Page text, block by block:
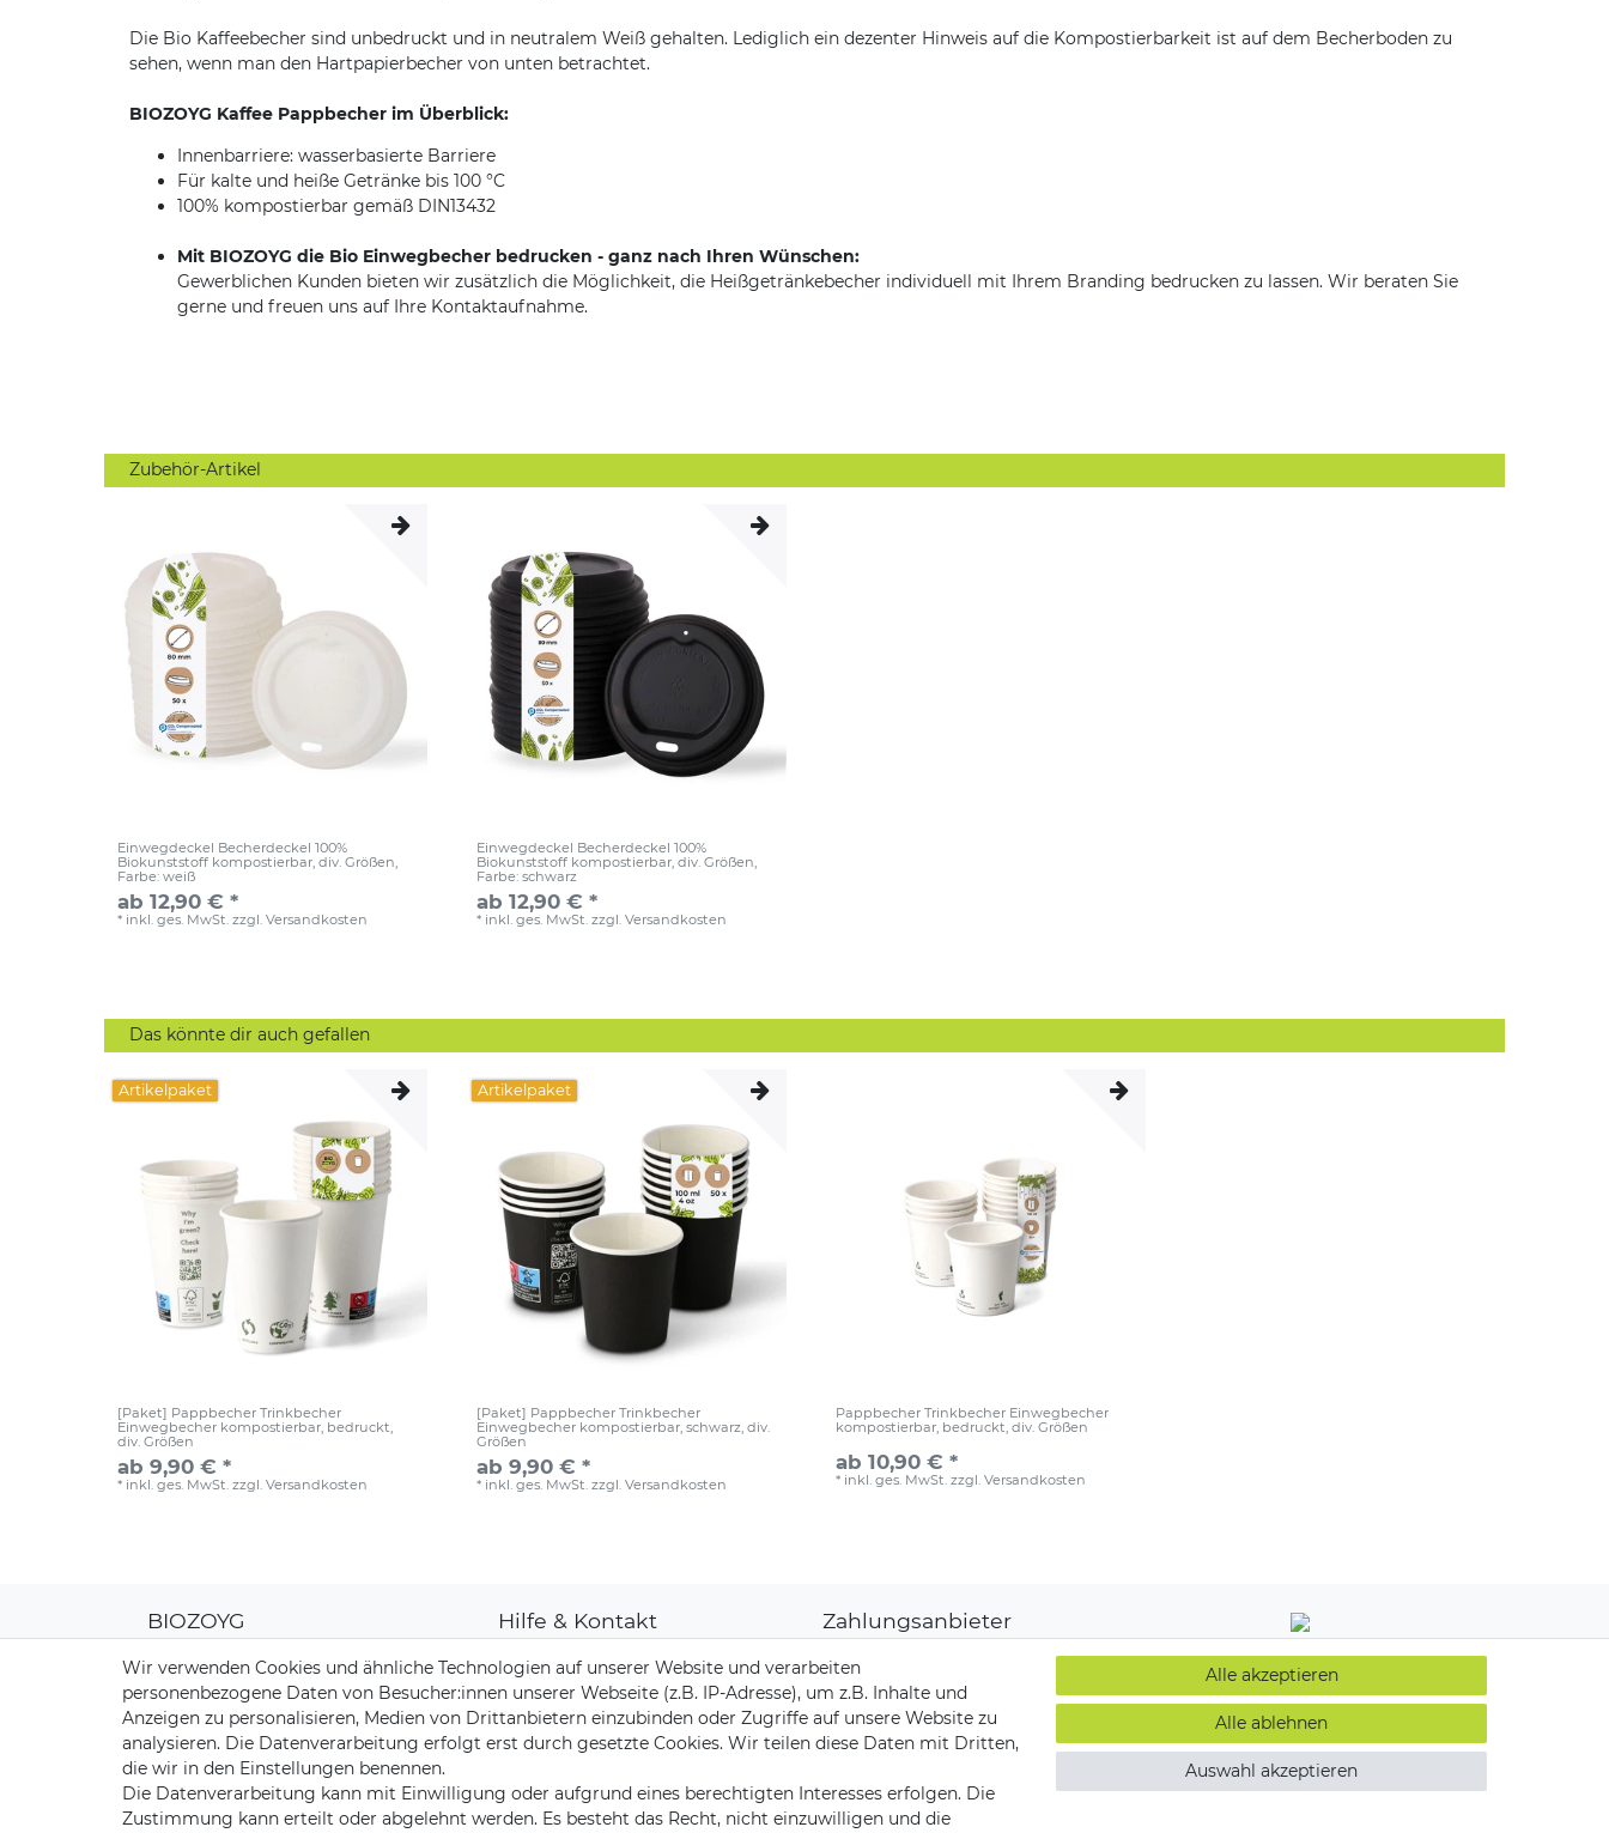
Die Bio Kaffeebecher sind unbedruckt und in neutralem Weiß gehalten. Lediglich ein dezenter Hinweis auf die Kompostierbarkeit ist auf dem Becherboden zu
sehen, wenn man den Hartpapierbecher von unten betrachtet.
BIOZOYG Kaffee Pappbecher im Überblick:
Innenbarriere: wasserbasierte Barriere
Für kalte und heiße Getränke bis 100 °C
100% kompostierbar gemäß DIN13432
Mit BIOZOYG die Bio Einwegbecher bedrucken - ganz nach Ihren Wünschen:
Gewerblichen Kunden bieten wir zusätzlich die Möglichkeit, die Heißgetränkebecher individuell mit Ihrem Branding bedrucken zu lassen. Wir beraten Sie
gerne und freuen uns auf Ihre Kontaktaufnahme.
Zubehör-Artikel
Einwegdeckel Becherdeckel 100%
Biokunststoff kompostierbar, div. Größen,
Farbe: weiß
ab 12,90 € *
* inkl. ges. MwSt. zzgl.Versandkosten
Einwegdeckel Becherdeckel 100%
Biokunststoff kompostierbar, div. Größen,
Farbe: schwarz
ab 12,90 € *
* inkl. ges. MwSt. zzgl.Versandkosten
Das könnte dir auch gefallen
Artikelpaket
[Paket] Pappbecher Trinkbecher
Einwegbecher kompostierbar, bedruckt,
div. Größen
ab 9,90 € *
* inkl. ges. MwSt. zzgl.Versandkosten
Artikelpaket
[Paket] Pappbecher Trinkbecher
Einwegbecher kompostierbar, schwarz, div.
Größen
ab 9,90 € *
* inkl. ges. MwSt. zzgl.Versandkosten
Pappbecher Trinkbecher Einwegbecher
kompostierbar, bedruckt, div. Größen
ab 10,90 € *
* inkl. ges. MwSt. zzgl.Versandkosten
BIOZOYG
CO2-Kompensation
Unsere Materialien
Palmblatt Produktion
Hilfe & Kontakt
Zahlungsarten
Versand & Lieferung
Rücksendungen
Kontakt zu uns
Zahlungsanbieter
Versandpartner
Wir verwenden Cookies und ähnliche Technologien auf unserer Website und verarbeiten
personenbezogene Daten von Besucher:innen unserer Webseite (z.B. IP-Adresse), um z.B. Inhalte und
Anzeigen zu personalisieren, Medien von Drittanbietern einzubinden oder Zugriffe auf unsere Website zu
analysieren. Die Datenverarbeitung erfolgt erst durch gesetzte Cookies. Wir teilen diese Daten mit Dritten,
die wir in den Einstellungen benennen.
Die Datenverarbeitung kann mit Einwilligung oder aufgrund eines berechtigten Interesses erfolgen. Die
Zustimmung kann erteilt oder abgelehnt werden. Es besteht das Recht, nicht einzuwilligen und die
Alle akzeptieren
Alle ablehnen
Auswahl akzeptieren